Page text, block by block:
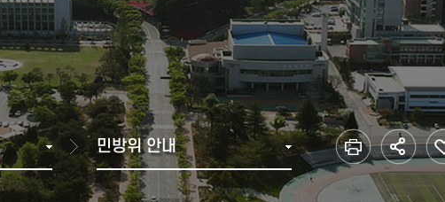
대학 이념·비전
대학 이념 및 인재상
비전 2025+
영역별 발전전략
연혁
전체보기
2020년
2010년
2007년 통합이후
2000년 ~ 2007년 통합이전
1990년
1980년
대학현황
조직도
현황·통계
주요전화번호
MOU 현황
재정현황
대학원 원서접수
대학원
대학원 전체보기
산학협력 부속시설
학사행정
학사정보 가이드
수업안내
계절수업
학적변동
학과별 졸업 이수학점
수료 및 졸업
학위취득 유예
교육과정
교육과정 이수
교육과정 편람
전공능력사전
경과조치
다전공(복수·융합전공(융합)
부전공)
미래융합가상학과
등록안내
학생활동
학생자치기구
학군단 생활 안내
동아리정보
후생복지시설
의료·보건
자동 심장충격기 사용안내
성희롱·성폭력상담실
학생상담센터
학생복지관
기타편의시설
셔틀버스(강릉)
학생생활관
강릉캠퍼스
원주캠퍼스
홍보자료
캠퍼스 전경
캠퍼스 생활
미리가본강릉원주대
웹진
브로슈어
홍보동영상
행정정보공유
정보공개
정책실명제
포상대상자 공개
대학평의원회
재정위원회
등록금심의위원회
중대재해(산업안전·보건)
채용정보
채용정보
민방위 안내